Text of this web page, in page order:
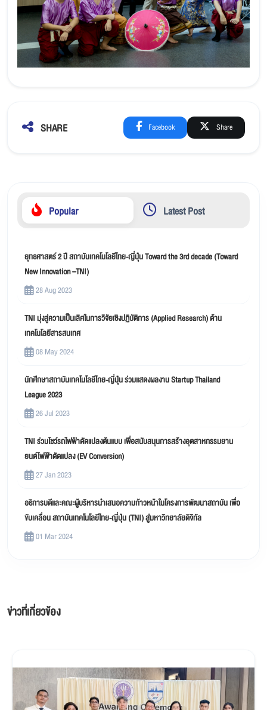
SHARE Facebook Share
Popular Latest Post
ยุทธศาสตร์ 2 ปี สถาบันเทคโนโลยีไทย-ญี่ปุ่น Toward the 3rd decade (Toward
New Innovation –TNI)
28 Aug 2023
TNI มุ่งสู่ความเป็นเลิศในการวิจัยเชิงปฏิบัติการ (Applied Research) ด้าน
เทคโนโลยีสารสนเทศ
08 May 2024
นักศึกษาสถาบันเทคโนโลยีไทย-ญี่ปุ่น ร่วมแสดงผลงาน Startup Thailand
League 2023
26 Jul 2023
TNI ร่วมโชว์รถไฟฟ้าดัดแปลงต้นแบบ เพื่อสนับสนุนการสร้างอุตสาหกรรมยาน
ยนต์ไฟฟ้าดัดแปลง (EV Conversion)
27 Jan 2023
อธิการบดีและคณะผู้บริหารนำเสนอความก้าวหน้าในโครงการพัฒนาสถาบัน เพื่อ
ขับเคลื่อน สถาบันเทคโนโลยีไทย-ญี่ปุ่น (TNI) สู่มหาวิทยาลัยดิจิทัล
01 Mar 2024
ข่าวที่เกี่ยวข้อง